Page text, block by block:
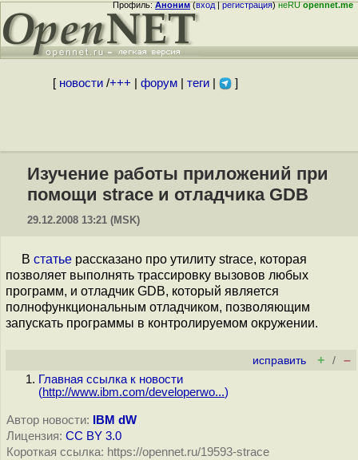
Профиль:Аноним(вход|регистрация)неRUopennet.me
[ новости/+++ форум| теги| ]
Изучение работы приложений при
помощи strace и отладчика GDB
29.12.2008 13:21 (MSK)
В статье рассказано про утилиту strace, которая
позволяет выполнять трассировку вызовов любых
программ, и отладчик GDB, который является
полнофункциональным отладчиком, позволяющим
запускать программы в контролируемом окружении.
исправить + / –
Главная ссылка к новости
(http://www.ibm.com/developerwo...)
Автор новости:
IBM dW
Лицензия: CC BY 3.0
Короткая ссылка: https://opennet.ru/19593-strace